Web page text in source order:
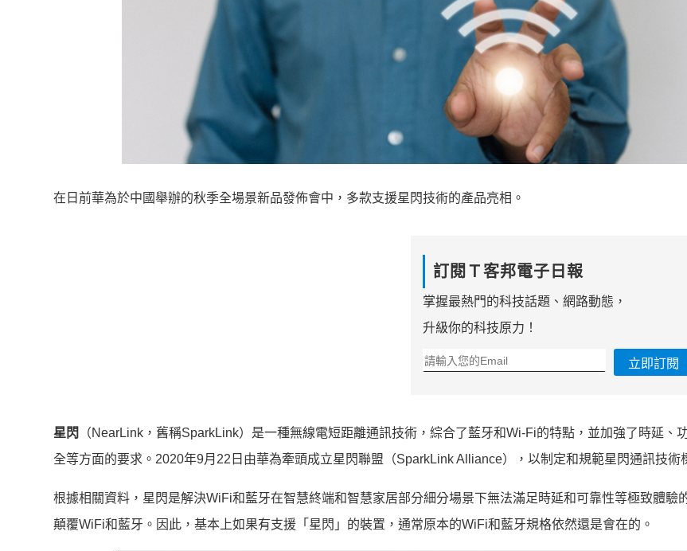
在日前華為於中國舉辦的秋季全場景新品發佈會中，多款支援星閃技術的產品亮相。
訂閱Ｔ客邦電子日報
掌握最熱門的科技話題、網路動態，
升級你的科技原力！
立即訂閱
星閃
（NearLink，舊稱SparkLink）是一種無線電短距離通訊技術，綜合了藍牙和Wi-Fi的特點，並加強了時延、
全等方面的要求。2020年9月22日由華為牽頭成立星閃聯盟（SparkLink Alliance），以制定和規範星閃通訊技術
根據相關資料，星閃是解決WiFi和藍牙在智慧終端和智慧家居部分細分場景下無法滿足時延和可靠性等極致體驗
顛覆WiFi和藍牙。因此，基本上如果有支援「星閃」的裝置，通常原本的WiFi和藍牙規格依然還是會在的。